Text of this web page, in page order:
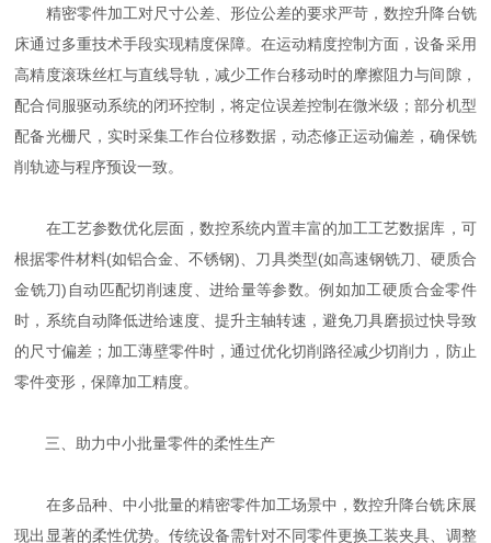
精密零件加工对尺寸公差、形位公差的要求严苛，数控升降台铣
床通过多重技术手段实现精度保障。在运动精度控制方面，设备采用
高精度滚珠丝杠与直线导轨，减少工作台移动时的摩擦阻力与间隙，
配合伺服驱动系统的闭环控制，将定位误差控制在微米级；部分机型
配备光栅尺，实时采集工作台位移数据，动态修正运动偏差，确保铣
削轨迹与程序预设一致。
在工艺参数优化层面，数控系统内置丰富的加工工艺数据库，可
根据零件材料(如铝合金、不锈钢)、刀具类型(如高速钢铣刀、硬质合
金铣刀)自动匹配切削速度、进给量等参数。例如加工硬质合金零件
时，系统自动降低进给速度、提升主轴转速，避免刀具磨损过快导致
的尺寸偏差；加工薄壁零件时，通过优化切削路径减少切削力，防止
零件变形，保障加工精度。
三、助力中小批量零件的柔性生产
在多品种、中小批量的精密零件加工场景中，数控升降台铣床展
现出显著的柔性优势。传统设备需针对不同零件更换工装夹具、调整